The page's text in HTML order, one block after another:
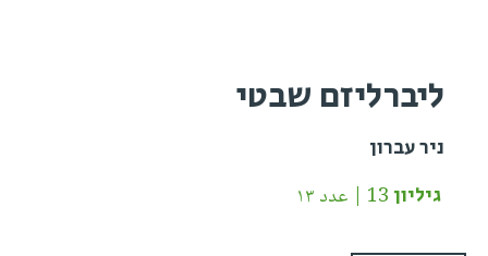
ליברליזם שבטי
ניר עברון
גיליון 13 | عدد ١٣